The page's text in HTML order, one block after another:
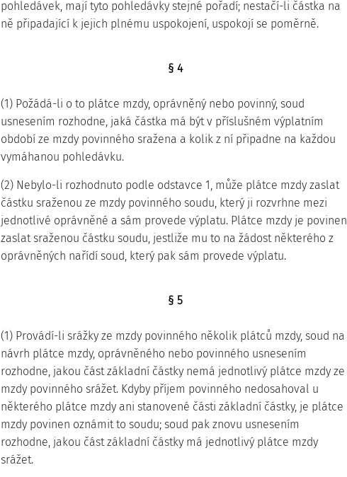
pohledávek, mají tyto pohledávky stejné pořadí; nestačí-li částka na
ně připadající k jejich plnému uspokojení, uspokojí se poměrně.
§ 4
(1) Požádá-li o to plátce mzdy, oprávněný nebo povinný, soud
usnesením rozhodne, jaká částka má být v příslušném výplatním
období ze mzdy povinného sražena a kolik z ní připadne na každou
vymáhanou pohledávku.
(2) Nebylo-li rozhodnuto podle odstavce 1, může plátce mzdy zaslat
částku sraženou ze mzdy povinného soudu, který ji rozvrhne mezi
jednotlivé oprávněné a sám provede výplatu. Plátce mzdy je povinen
zaslat sraženou částku soudu, jestliže mu to na žádost některého z
oprávněných nařídí soud, který pak sám provede výplatu.
§ 5
(1) Provádí-li srážky ze mzdy povinného několik plátců mzdy, soud na
návrh plátce mzdy, oprávněného nebo povinného usnesením
rozhodne, jakou část základní částky nemá jednotlivý plátce mzdy ze
mzdy povinného srážet. Kdyby příjem povinného nedosahoval u
některého plátce mzdy ani stanovené části základní částky, je plátce
mzdy povinen oznámit to soudu; soud pak znovu usnesením
rozhodne, jakou část základní částky má jednotlivý plátce mzdy
srážet.